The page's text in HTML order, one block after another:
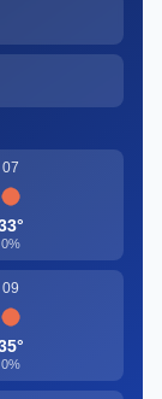
07
0%
09
0%